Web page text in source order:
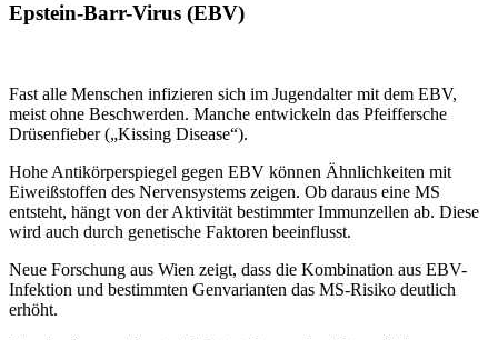
Epstein-Barr-Virus (EBV)
Fast alle Menschen infizieren sich im Jugendalter mit dem EBV,
meist ohne Beschwerden. Manche entwickeln das Pfeiffersche
Drüsenfieber („Kissing Disease“).
Hohe Antikörperspiegel gegen EBV können Ähnlichkeiten mit
Eiweißstoffen des Nervensystems zeigen. Ob daraus eine MS
entsteht, hängt von der Aktivität bestimmter Immunzellen ab. Diese
wird auch durch genetische Faktoren beeinflusst.
Neue Forschung aus Wien zeigt, dass die Kombination aus EBV-
Infektion und bestimmten Genvarianten das MS-Risiko deutlich
erhöht.